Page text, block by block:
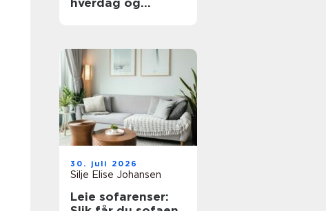
hverdag og
30. juli 2026
Silje Elise Johansen
Leie sofarenser: